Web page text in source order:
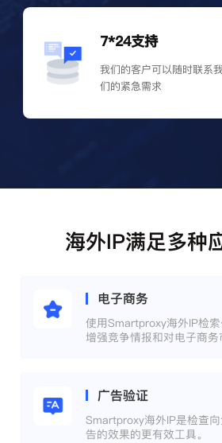
7*24支持
我们的客户可以随时联系
们的紧急需求
海外IP满足多种
电子商务
使用Smartproxy海外IP检
增强竞争情报和对电子商务
广告验证
Smartproxy海外IP是检查
告的效果的更有效工具。